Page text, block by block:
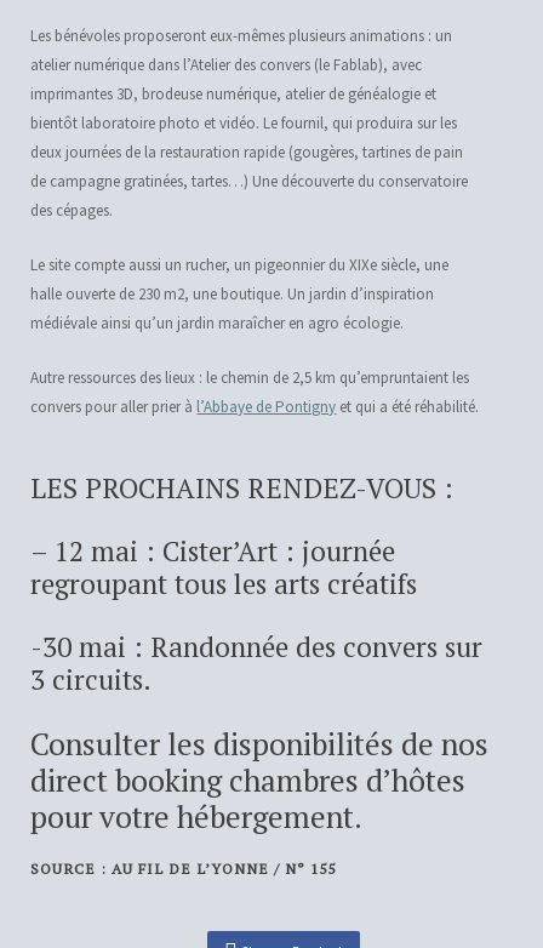
Les bénévoles proposeront eux-mêmes plusieurs animations : un
atelier numérique dans l’Atelier des convers (le Fablab), avec
imprimantes 3D, brodeuse numérique, atelier de généalogie et
bientôt laboratoire photo et vidéo. Le fournil, qui produira sur les
deux journées de la restauration rapide (gougères, tartines de pain
de campagne gratinées, tartes…) Une découverte du conservatoire
des cépages.
Le site compte aussi un rucher, un pigeonnier du XIXe siècle, une
halle ouverte de 230 m2, une boutique. Un jardin d’inspiration
médiévale ainsi qu’un jardin maraîcher en agro écologie.
Autre ressources des lieux : le chemin de 2,5 km qu’empruntaient les
convers pour aller prier à l’Abbaye de Pontigny et qui a été réhabilité.
LES PROCHAINS RENDEZ-VOUS :
– 12 mai : Cister’Art : journée
regroupant tous les arts créatifs
-30 mai : Randonnée des convers sur
3 circuits.
Consulter les disponibilités de nos
direct booking chambres d’hôtes
pour votre hébergement.
SOURCE : AU FIL DE L’YONNE / N° 155